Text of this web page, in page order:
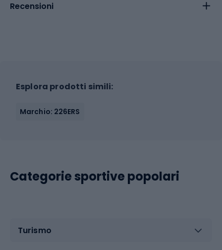
Recensioni
Esplora prodotti simili:
Marchio: 226ERS
Categorie sportive popolari
Turismo